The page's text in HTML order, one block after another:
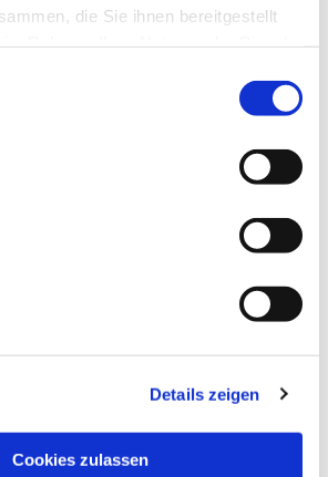
die Sie ihnen bereitgestellt
Details zeigen
Cookies zulassen